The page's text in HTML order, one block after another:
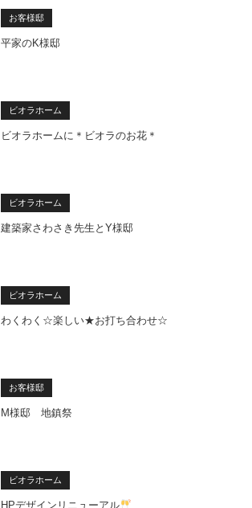
お客様邸
平家のK様邸
ビオラホーム
ビオラホームに＊ビオラのお花＊
ビオラホーム
建築家さわさき先生とY様邸
ビオラホーム
わくわく☆楽しい★お打ち合わせ☆
お客様邸
M様邸 地鎮祭
ビオラホーム
HPデザインリニューアル